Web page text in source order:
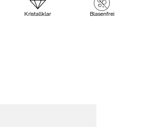
Kristallklar Blasenfrei